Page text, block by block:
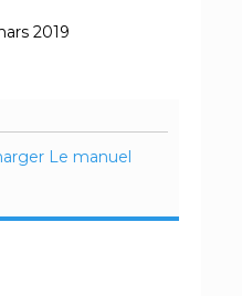
2019
Le manuel